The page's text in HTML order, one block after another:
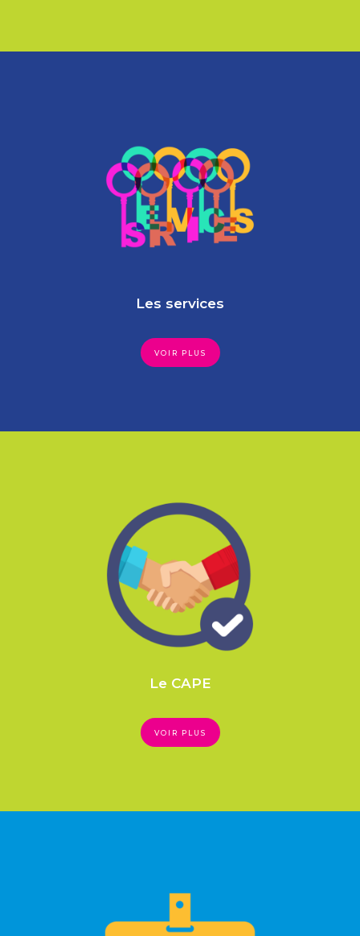
Les services
VOIR PLUS
Le CAPE
VOIR PLUS